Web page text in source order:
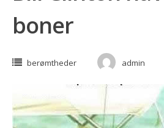
boner
berømtheder admin